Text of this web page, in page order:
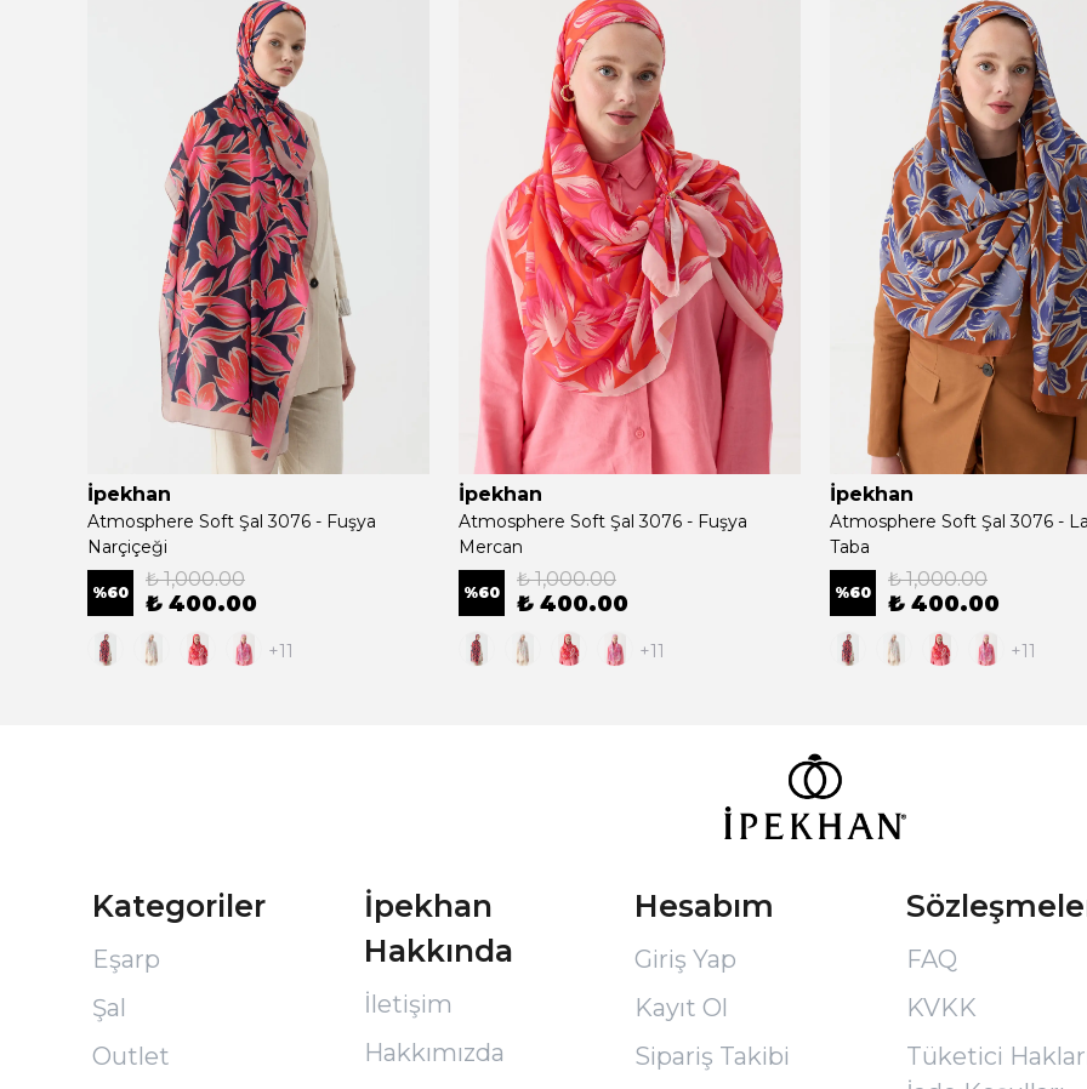
İpekhan
Atmosphere Soft Şal 3076 - Fuşya
Narçiçeği
%60
₺ 1,000.00
₺ 400.00
+11
İpekhan
Atmosphere Soft Şal 3076 - Fuşya
Mercan
%60
₺ 1,000.00
₺ 400.00
+11
İpekhan
Atmosphere Soft Şal 3076 -
Taba
%60
₺ 1,000.00
₺ 400.00
+11
Kategoriler
Eşarp
Şal
Outlet
İpekhan
Hakkında
İletişim
Hakkımızda
Hesabım
Giriş Yap
Kayıt Ol
Sipariş Takibi
FAQ
KVKK
Tüketici